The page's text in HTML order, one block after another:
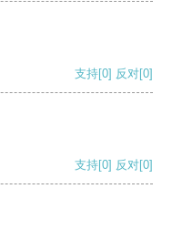
支持[0] 反对[0]
支持[0] 反对[0]